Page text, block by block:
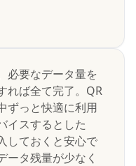
必要なデータ量を
れば全て完了。QR
ずっと快適に利用
イスするとした
しておくと安心で
ータ残量が少なく